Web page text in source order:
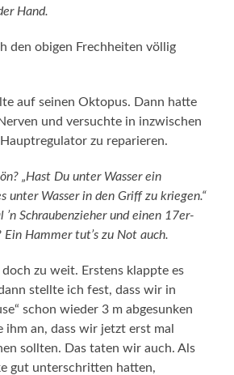
Hand.
den obigen Frechheiten völlig
auf seinen Oktopus. Dann hatte
und versuchte in inzwischen
zu reparieren.
„Hast Du unter Wasser ein
unter Wasser in den Griff zu kriegen.“
Schraubenzieher und einen 17er-
Ein Hammer tut’s zu Not auch.
doch zu weit. Erstens klappte es
stellte ich fest, dass wir in
schon wieder 3 m abgesunken
ihm an, dass wir jetzt erst mal
sollten. Das taten wir auch. Als
gut unterschritten hatten,